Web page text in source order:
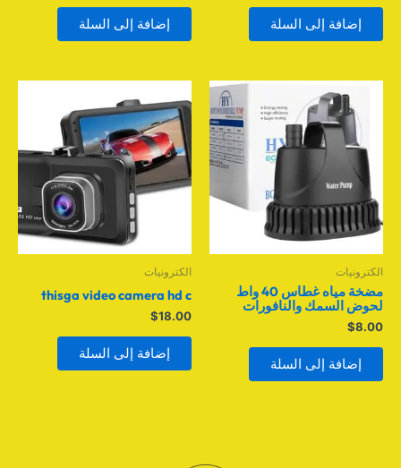
إضافة إلى السلة إضافة إلى السلة
الكترونيات
مضخة مياه غطاس 40 واط
لحوض السمك والنافورات
$8.00
إضافة إلى السلة
الكترونيات
thisga video camera hd c
$18.00
إضافة إلى السلة